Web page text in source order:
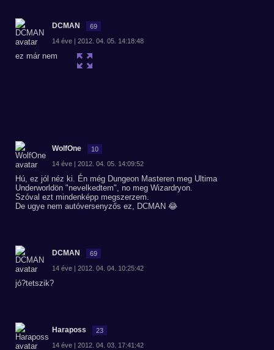
DCMAN 69
14 éve | 2012. 04. 05. 14:18:48
ez már nem
WolfOne 10
14 éve | 2012. 04. 05. 14:09:52
Hú, ez jól néz ki. Én még Dungeon Masteren meg Ultima
Underworldön "nevelkedtem", no meg Wizardryon.
Szóval ezt mindenképp megszerzem.
De ugye nem autóversenyzős ez, DCMAN 😂
DCMAN 69
14 éve | 2012. 04. 04. 10:25:42
jó?tetszik?
Haraposs 23
14 éve | 2012. 04. 03. 17:41:42